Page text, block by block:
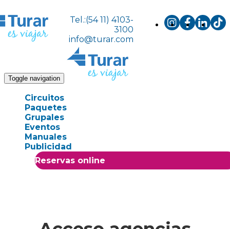
Tel.:(54 11) 4103-
3100
info@turar.com
Toggle navigation
Circuitos
Paquetes
Grupales
Eventos
Manuales
Publicidad
Reservas online